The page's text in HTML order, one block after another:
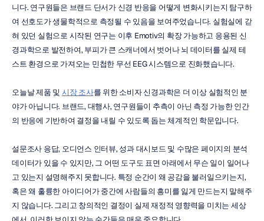
니다. 연구원들은 브랜드 단서가 신경 반응을 어떻게 변화시키는지 탐구하
여 선호도가 생물학적으로 측정될 수 있음을 보여주었습니다. 실험실에 갇
혀 있던 실험으로 시작된 연구는 이후 Emotiv의 확장 가능하고 응용된 신
경과학으로 발전하여, 부피가 큰 스캐너에서 벗어나 뇌 데이터를 실제 테
스트 환경으로 가져오는 민첩한 무선 EEG 시스템으로 진화했습니다.
오늘날 제품 및 시장 조사를 위한 소비자 신경과학은 더 이상 실험적인 분
야가 아닙니다. 브랜드, 대행사, 연구원들이 추측이 아닌 측정 가능한 인간
의 반응에 기반하여 결정을 내릴 수 있도록 돕는 체계적인 학문입니다.
설문조사 응답, 오디언스 인터뷰, 성과 대시보드 및 수많은 페이지의 분석
데이터가 있을 수 있지만, 그 어떤 도구도 표면 아래에서 무슨 일이 일어나
고 있는지 설명해주지 못합니다. 특정 순간이 왜 공감을 불러일으키는지,
혹은 왜 훌륭한 아이디어가 중간에 사람들의 흥미를 잃게 만드는지 말해주
지 않습니다. 그리고 창의적인 결정이 실제 재정적 영향력을 미치는 세상